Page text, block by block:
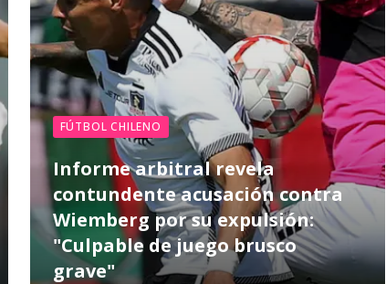
FÚTBOL CHILENO
Informe arbitral revela
contundente acusación contra
Wiemberg por su expulsión:
"Culpable de juego brusco
grave"